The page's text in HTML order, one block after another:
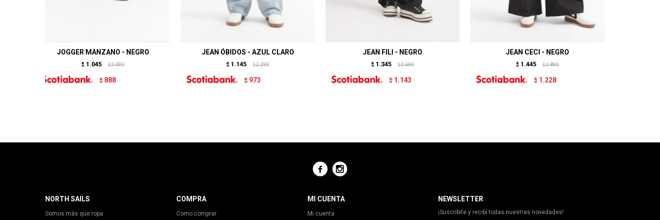
JOGGER MANZANO - NEGRO
$ 1.045 $ 2.090
$ 888
JEAN ÓBIDOS - AZUL CLARO
$ 1.145 $ 2.290
$ 973
JEAN FILI - NEGRO
$ 1.345 $ 2.690
$ 1.143
JEAN CECI - NEGRO
$ 1.445 $ 2.890
$ 1.228
 
NORTH SAILS
Somos más que ropa
COMPRA
Como comprar
MI CUENTA
Mi cuenta
NEWSLETTER
¡Suscribite y recibí todas nuestras novedades!